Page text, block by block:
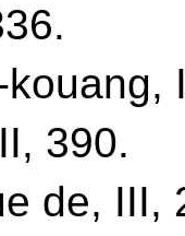
390.
de, III,